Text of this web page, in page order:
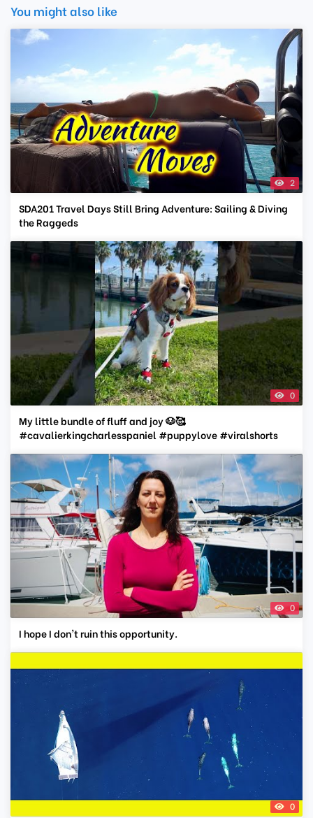
You might also like
2
SDA201 Travel Days Still Bring Adventure: Sailing & Diving
the Raggeds
0
My little bundle of fluff and joy 🐶🥰
#cavalierkingcharlesspaniel #puppylove #viralshorts
0
I hope I don't ruin this opportunity.
0